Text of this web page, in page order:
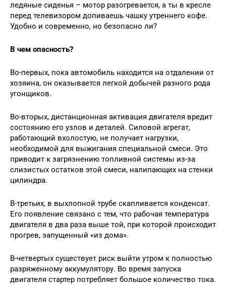
ледяные сиденья – мотор разогревается, а ты в кресле
перед телевизором допиваешь чашку утреннего кофе.
Удобно и современно, но безопасно ли?
В чем опасность?
Во-первых, пока автомобиль находится на отдалении от
хозяина, он оказывается легкой добычей разного рода
угонщиков.
Во-вторых, дистанционная активация двигателя вредит
состоянию его узлов и деталей. Силовой агрегат,
работающий вхолостую, не получает нагрузки,
необходимой для выжигания специальной смеси. Это
приводит к загрязнению топливной системы из-за
слизистых остатков этой смеси, налипающих на стенки
цилиндра.
В-третьих, в выхлопной трубе скапливается конденсат.
Его появление связано с тем, что рабочая температура
двигателя в два раза выше той, при которой происходит
прогрев, запущенный «из дома».
В-четвертых существует риск выйти утром к полностью
разряженному аккумулятору. Во время запуска
двигателя стартер потребляет большое количество тока.